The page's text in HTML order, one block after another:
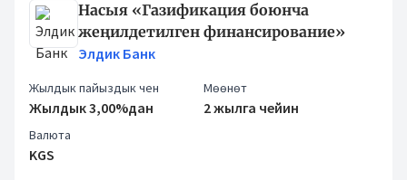
Насыя «Газификация боюнча
жеңилдетилген финансирование»
Элдик Банк
Жылдык пайыздык чен
Жылдык 3,00%дан
Мөөнөт
2 жылга чейин
Валюта
KGS